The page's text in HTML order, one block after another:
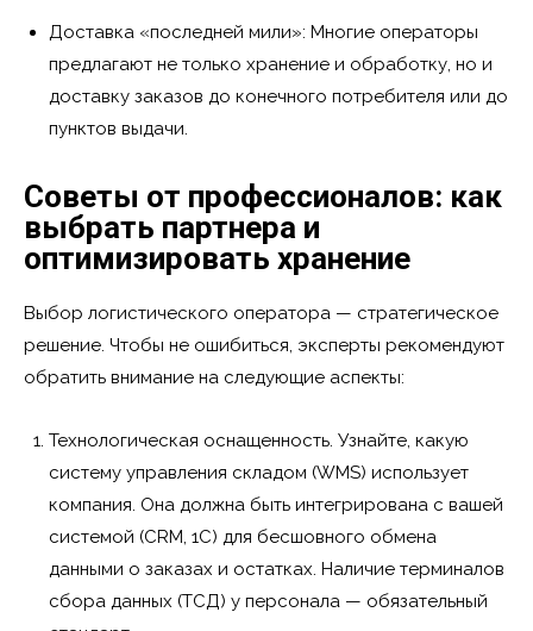
Доставка «последней мили»: Многие операторы
предлагают не только хранение и обработку, но и
доставку заказов до конечного потребителя или до
пунктов выдачи.
Советы от профессионалов: как
выбрать партнера и
оптимизировать хранение
Выбор логистического оператора — стратегическое
решение. Чтобы не ошибиться, эксперты рекомендуют
обратить внимание на следующие аспекты:
Технологическая оснащенность. Узнайте, какую
систему управления складом (WMS) использует
компания. Она должна быть интегрирована с вашей
системой (CRM, 1С) для бесшовного обмена
данными о заказах и остатках. Наличие терминалов
сбора данных (ТСД) у персонала — обязательный